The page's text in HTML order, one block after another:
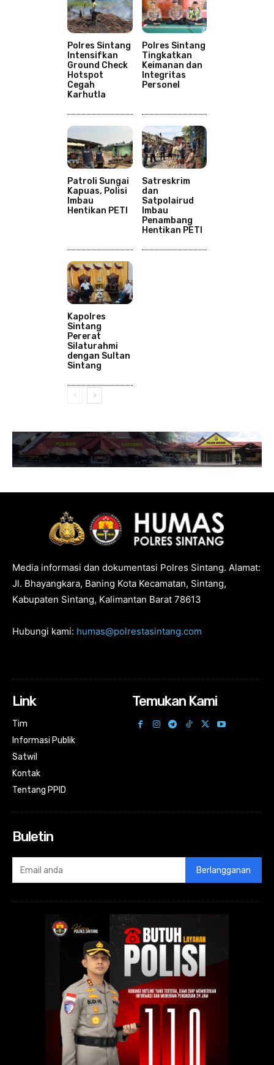
Polres Sintang
Intensifkan
Ground Check
Hotspot
Cegah
Karhutla
Polres Sintang
Tingkatkan
Keimanan dan
Integritas
Personel
Patroli Sungai
Kapuas, Polisi
Imbau
Hentikan PETI
Satreskrim
dan
Satpolairud
Imbau
Penambang
Hentikan PETI
Kapolres
Sintang
Pererat
Silaturahmi
dengan Sultan
Sintang
Media informasi dan dokumentasi Polres Sintang. Alamat:
Jl. Bhayangkara, Baning Kota Kecamatan, Sintang,
Kabupaten Sintang, Kalimantan Barat 78613
Hubungi kami: humas@polrestasintang.com
Link
Tim
Informasi Publik
Satwil
Kontak
Tentang PPID
Temukan Kami
Buletin
Berlangganan